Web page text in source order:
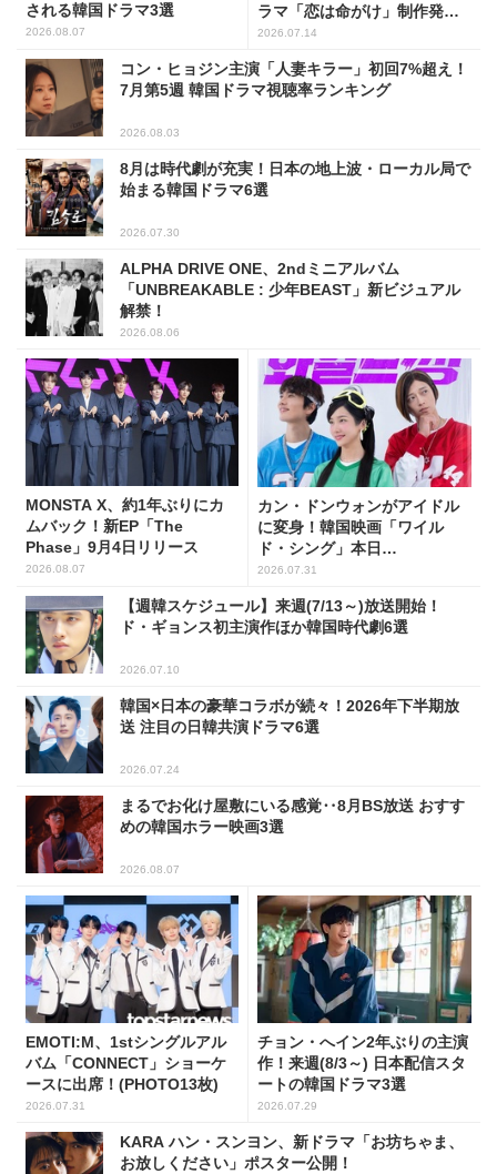
される韓国ドラマ3選
2026.08.07
ラマ「恋は命がけ」制作発表
会に出席！(PHOTO18枚)
2026.07.14
コン・ヒョジン主演「人妻キラー」初回7%超え！
7月第5週 韓国ドラマ視聴率ランキング
2026.08.03
8月は時代劇が充実！日本の地上波・ローカル局で
始まる韓国ドラマ6選
2026.07.30
ALPHA DRIVE ONE、2ndミニアルバム
「UNBREAKABLE : 少年BEAST」新ビジュアル
解禁！
2026.08.06
MONSTA X、約1年ぶりにカ
ムバック！新EP「The
Phase」9月4日リリース
2026.08.07
カン・ドンウォンがアイドル
に変身！韓国映画「ワイル
ド・シング」本日
(7/31)Netflix配信開始
2026.07.31
【週韓スケジュール】来週(7/13～)放送開始！
ド・ギョンス初主演作ほか韓国時代劇6選
2026.07.10
韓国×日本の豪華コラボが続々！2026年下半期放
送 注目の日韓共演ドラマ6選
2026.07.24
まるでお化け屋敷にいる感覚‥8月BS放送 おすす
めの韓国ホラー映画3選
2026.08.07
EMOTI:M、1stシングルアル
バム「CONNECT」ショーケ
ースに出席！(PHOTO13枚)
2026.07.31
チョン・へイン2年ぶりの主演
作！来週(8/3～) 日本配信スタ
ートの韓国ドラマ3選
2026.07.29
KARA ハン・スンヨン、新ドラマ「お坊ちゃま、
お放しください」ポスター公開！